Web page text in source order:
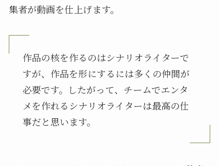
集者が動画を仕上げます。
作品の核を作るのはシナリオライターで
すが、作品を形にするには多くの仲間が
必要です。したがって、チームでエンタ
メを作れるシナリオライターは最高の仕
事だと思います。